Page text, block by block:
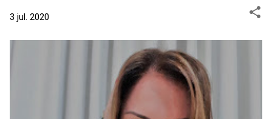
3 jul. 2020